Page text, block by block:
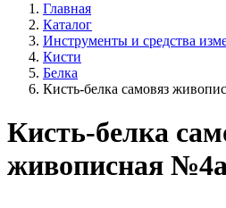
Главная
Каталог
Инструменты и средства
Кисти
Белка
Кисть-белка самовяз
Кисть-белка
живописная